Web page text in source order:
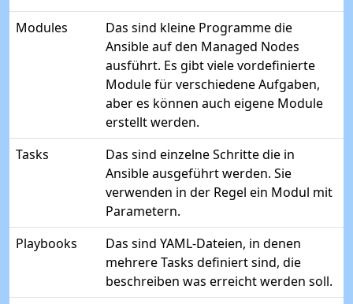
Modules
Das sind kleine Programme die
Ansible auf den Managed Nodes
ausführt. Es gibt viele vordefinierte
Module für verschiedene Aufgaben,
aber es können auch eigene Module
erstellt werden.
Tasks
Das sind einzelne Schritte die in
Ansible ausgeführt werden. Sie
verwenden in der Regel ein Modul mit
Parametern.
Playbooks
Das sind YAML-Dateien, in denen
mehrere Tasks definiert sind, die
beschreiben was erreicht werden soll.